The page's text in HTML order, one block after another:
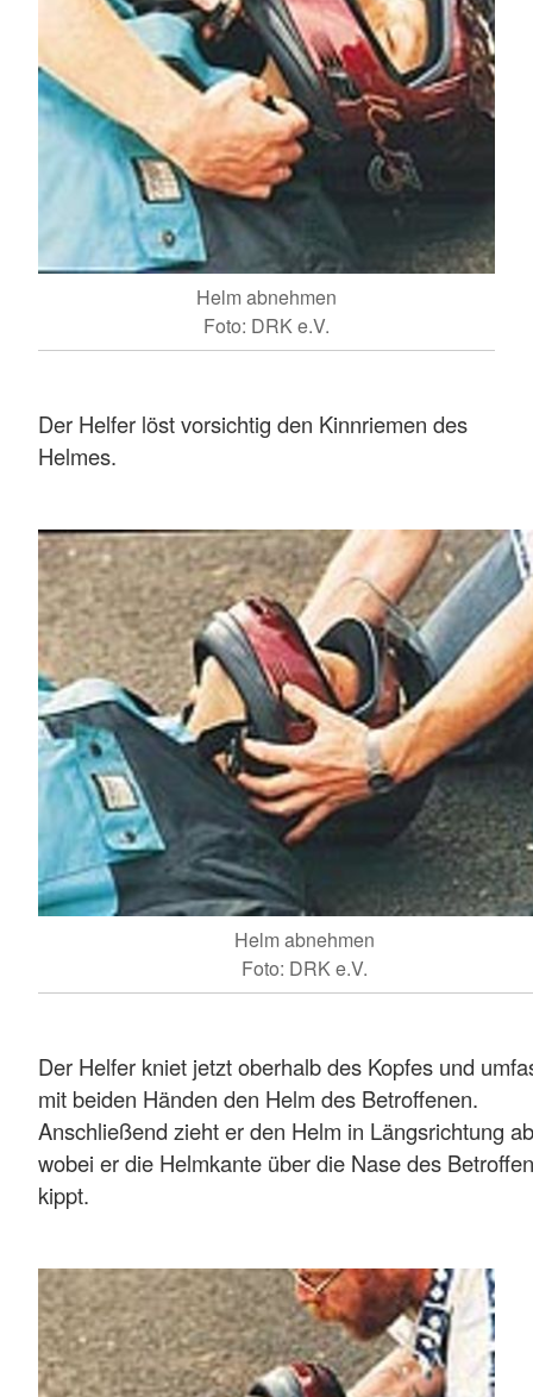
Helm abnehmen
Foto: DRK e.V.
Der Helfer löst vorsichtig den Kinnriemen des
Helmes.
Helm abnehmen
Foto: DRK e.V.
Der Helfer kniet jetzt oberhalb des Kopfes und
mit beiden Händen den Helm des Betroffenen.
Anschließend zieht er den Helm in Längsrichtung
wobei er die Helmkante über die Nase des
kippt.